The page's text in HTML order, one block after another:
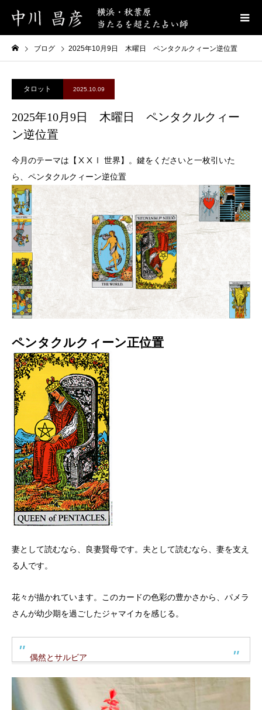
ブログ 2025年10月9日 木曜日 ペンタクルクィーン逆位置
タロット 2025.10.09
2025年10月9日 木曜日 ペンタクルクィー
ン逆位置
今月のテーマは【ⅩⅩⅠ 世界】。鍵をくださいと一枚引いた
ら、ペンタクルクィーン逆位置
ペンタクルクィーン正位置
妻として読むなら、良妻賢母です。夫として読むなら、妻を支え
る人です。
花々が描かれています。このカードの色彩の豊かさから、パメラ
さんが幼少期を過ごしたジャマイカを感じる。
偶然とサルビア